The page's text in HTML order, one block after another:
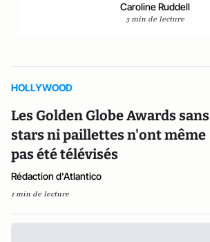
Caroline Ruddell
3 min de lecture
HOLLYWOOD
Les Golden Globe Awards sans
stars ni paillettes n'ont même
pas été télévisés
Rédaction d'Atlantico
1 min de lecture